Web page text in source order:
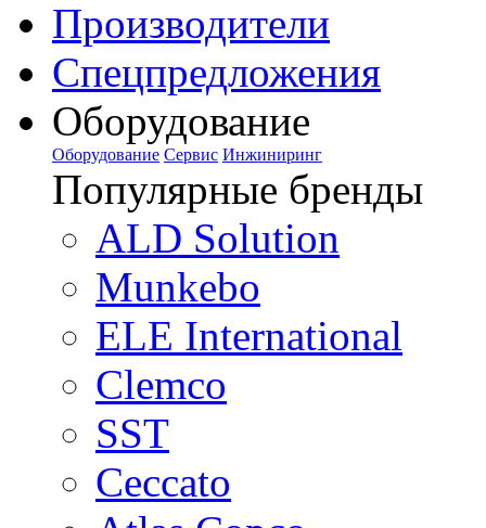
Производители
Спецпредложения
Оборудование
Оборудование Сервис Инжиниринг
Популярные бренды
ALD Solution
Munkebo
ELE International
Clemco
SST
Ceccato